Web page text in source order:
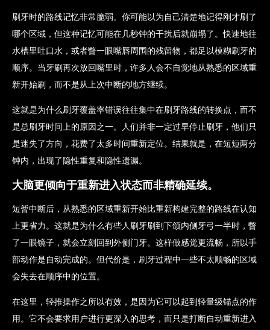
刷牙时的路线记忆非常脆弱。你可能以为自己清楚地记得刚才刷了
哪个区域，但这种记忆可能在几秒钟的干扰后就崩塌了。快速地往
水槽里吐口水，或者瞥一眼嘴唇周围的残留物，都足以模糊刷牙的
顺序。当牙刷再次放回嘴里时，许多人会不自觉地从熟悉的区域重
新开始刷，而不是从上次中断的地方继续。
这就是为什么刷牙覆盖率错误往往集中在刷牙路线的转换点，而不
是总刷牙时间上的原因之一。人们并非一定过早停止刷牙，他们只
是迷失了方向，花费了太多时间重新定位。结果就是，在短短两分
钟内，出现了隐性重复和隐性遗漏。
大脑更倾向于重新进入状态而非精确延续。
短暂中断后，从熟悉的区域重新开始比重新构建完整的路线在认知
上更省力。这就是为什么有些人刷牙刷到下颌内侧牙弓一半时，瞥
了一眼镜子，就会立刻回到外侧门牙。这样做感觉更流畅，所以手
部动作是自动完成的。但代价是，刷牙过程中一些不太顺畅的区域
会失去在顺序中的位置。
在这里，轻推操作之所以有效，是因为它可以起到轻量级锚点的作
用。它不会要求用户进行更深入的思考，而只是打断自动重新进入